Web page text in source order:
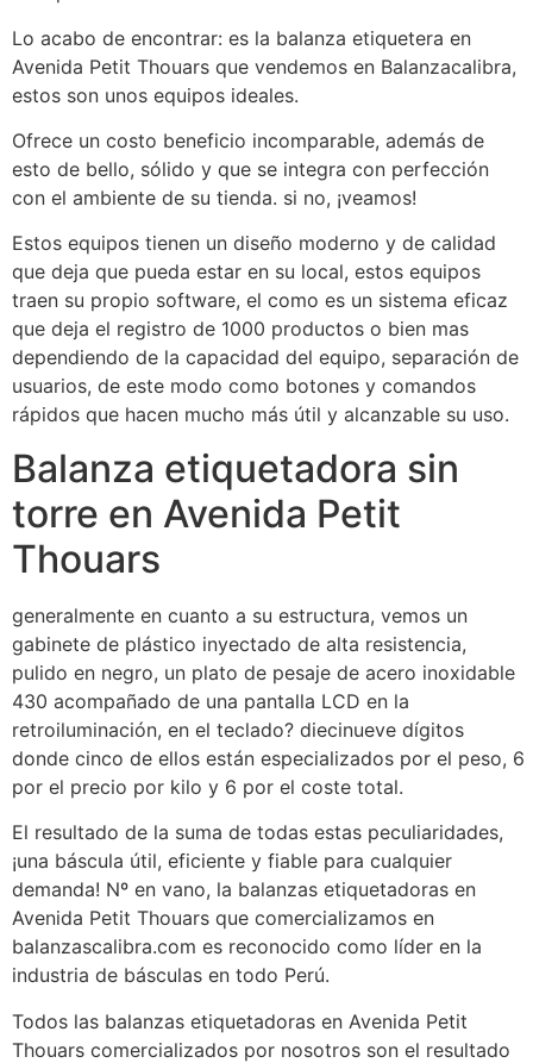
Lo acabo de encontrar: es la balanza etiquetera en
Avenida Petit Thouars que vendemos en Balanzacalibra,
estos son unos equipos ideales.
Ofrece un costo beneficio incomparable, además de
esto de bello, sólido y que se integra con perfección
con el ambiente de su tienda. si no, ¡veamos!
Estos equipos tienen un diseño moderno y de calidad
que deja que pueda estar en su local, estos equipos
traen su propio software, el como es un sistema eficaz
que deja el registro de 1000 productos o bien mas
dependiendo de la capacidad del equipo, separación de
usuarios, de este modo como botones y comandos
rápidos que hacen mucho más útil y alcanzable su uso.
Balanza etiquetadora sin
torre en Avenida Petit
Thouars
generalmente en cuanto a su estructura, vemos un
gabinete de plástico inyectado de alta resistencia,
pulido en negro, un plato de pesaje de acero inoxidable
430 acompañado de una pantalla LCD en la
retroiluminación, en el teclado? diecinueve dígitos
donde cinco de ellos están especializados por el peso, 6
por el precio por kilo y 6 por el coste total.
El resultado de la suma de todas estas peculiaridades,
¡una báscula útil, eficiente y fiable para cualquier
demanda! Nº en vano, la balanzas etiquetadoras en
Avenida Petit Thouars que comercializamos en
balanzascalibra.com es reconocido como líder en la
industria de básculas en todo Perú.
Todos las balanzas etiquetadoras en Avenida Petit
Thouars comercializados por nosotros son el resultado